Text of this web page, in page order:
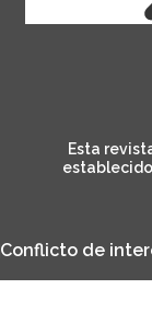
Esta
Conflicto de